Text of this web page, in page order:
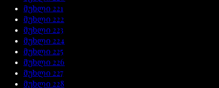
მუხლი 221
მუხლი 222
მუხლი 223
მუხლი 224
მუხლი 225
მუხლი 226
მუხლი 227
მუხლი 228